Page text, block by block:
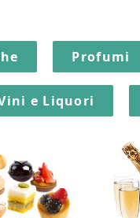
Profumi
e Liquori